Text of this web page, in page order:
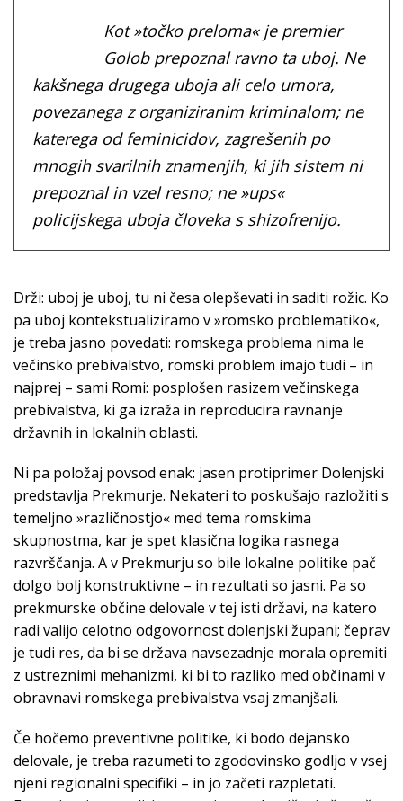
Kot »točko preloma« je premier
Golob prepoznal ravno ta uboj. Ne
kakšnega drugega uboja ali celo umora,
povezanega z organiziranim kriminalom; ne
katerega od feminicidov, zagrešenih po
mnogih svarilnih znamenjih, ki jih sistem ni
prepoznal in vzel resno; ne »ups«
policijskega uboja človeka s shizofrenijo.
Drži: uboj je uboj, tu ni česa olepševati in saditi rožic. Ko
pa uboj kontekstualiziramo v »romsko problematiko«,
je treba jasno povedati: romskega problema nima le
večinsko prebivalstvo, romski problem imajo tudi – in
najprej – sami Romi: posplošen rasizem večinskega
prebivalstva, ki ga izraža in reproducira ravnanje
državnih in lokalnih oblasti.
Ni pa položaj povsod enak: jasen protiprimer Dolenjski
predstavlja Prekmurje. Nekateri to poskušajo razložiti s
temeljno »različnostjo« med tema romskima
skupnostma, kar je spet klasična logika rasnega
razvrščanja. A v Prekmurju so bile lokalne politike pač
dolgo bolj konstruktivne – in rezultati so jasni. Pa so
prekmurske občine delovale v tej isti državi, na katero
radi valijo celotno odgovornost dolenjski župani; čeprav
je tudi res, da bi se država navsezadnje morala opremiti
z ustreznimi mehanizmi, ki bi to razliko med občinami v
obravnavi romskega prebivalstva vsaj zmanjšali.
Če hočemo preventivne politike, ki bodo dejansko
delovale, je treba razumeti to zgodovinsko godljo v vsej
njeni regionalni specifiki – in jo začeti razpletati.